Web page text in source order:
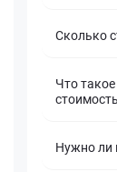
Сколько
Что
Нужно ли